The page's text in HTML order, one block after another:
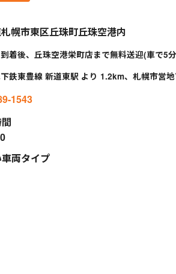
幌市東区丘珠町丘珠空港内
着後、丘珠空港栄町店まで無料送迎(車で5
鉄東豊線 新道東駅 より 1.2km、札幌市営
1543
両タイプ